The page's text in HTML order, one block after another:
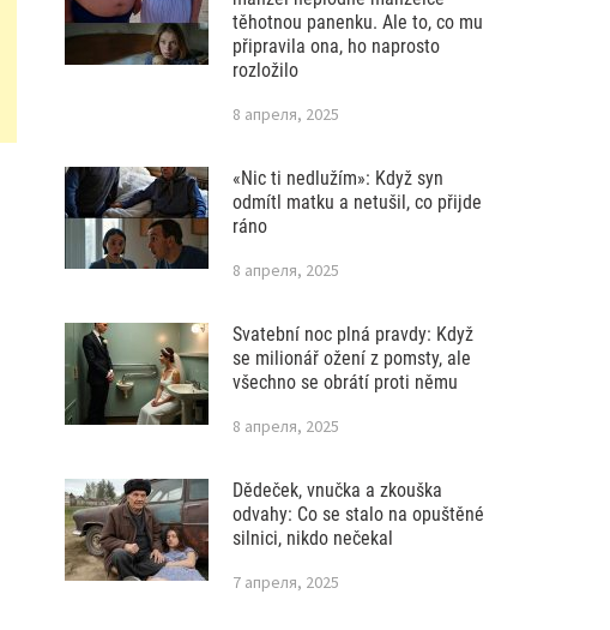
těhotnou panenku. Ale to, co mu
připravila ona, ho naprosto
rozložilo
8 апреля, 2025
«Nic ti nedlužím»: Když syn
odmítl matku a netušil, co přijde
ráno
8 апреля, 2025
Svatební noc plná pravdy: Když
se milionář ožení z pomsty, ale
všechno se obrátí proti němu
8 апреля, 2025
Dědeček, vnučka a zkouška
odvahy: Co se stalo na opuštěné
silnici, nikdo nečekal
7 апреля, 2025